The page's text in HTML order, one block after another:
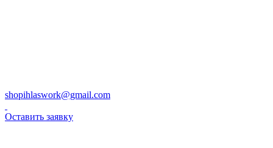
shopihlaswork@gmail.com
Оставить заявку